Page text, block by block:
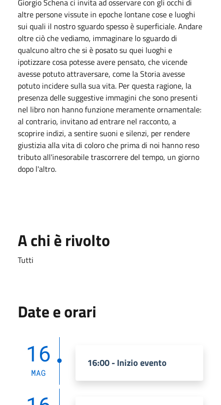
altre persone vissute in epoche lontane cose e luoghi
sui quali il nostro sguardo spesso è superficiale. Andare
oltre ciò che vediamo, immaginare lo sguardo di
qualcuno altro che si è posato su quei luoghi e
ipotizzare cosa potesse avere pensato, che vicende
avesse potuto attraversare, come la Storia avesse
potuto incidere sulla sua vita. Per questa ragione, la
presenza delle suggestive immagini che sono presenti
nel libro non hanno funzione meramente ornamentale:
al contrario, invitano ad entrare nel racconto, a
scoprire indizi, a sentire suoni e silenzi, per rendere
giustizia alla vita di coloro che prima di noi hanno reso
tributo all'inesorabile trascorrere del tempo, un giorno
dopo l'altro.
A chi è rivolto
Tutti
Date e orari
16
MAG
16:00 - Inizio evento